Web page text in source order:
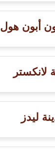
أبون هول
لانكستر
ليدز